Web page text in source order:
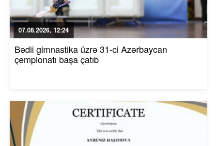
07.08.2026, 12:24
Bədii gimnastika üzrə 31-ci Azərbaycan
çempionatı başa çatıb